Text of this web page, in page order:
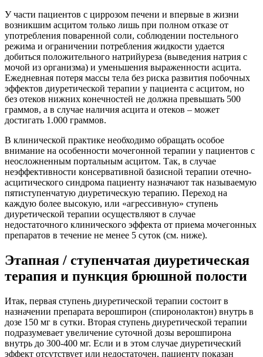
У части пациентов с циррозом печени и впервые в жизни
возникшим асцитом только лишь при полном отказе от
употребления поваренной соли, соблюдении постельного
режима и ограничении потребления жидкости удается
добиться положительного натрийуреза (выведения натрия с
мочой из организма) и уменьшения выраженности асцита.
Ежедневная потеря массы тела без риска развития побочных
эффектов диуретической терапии у пациента с асцитом, но
без отеков нижних конечностей не должна превышать 500
граммов, а в случае наличия асцита и отеков – может
достигать 1.000 граммов.
В клинической практике необходимо обращать особое
внимание на особенности мочегонной терапии у пациентов с
неосложненным портальным асцитом. Так, в случае
неэффективности консервативной базисной терапии отечно-
асцитического синдрома пациенту назначают так называемую
пятиступенчатую диуретическую терапию. Переход на
каждую более высокую, или «агрессивную» ступень
диуретической терапии осуществляют в случае
недостаточного клинического эффекта от приема мочегонных
препаратов в течение не менее 5 суток (см. ниже).
Этапная / ступенчатая диуретическая
терапия и пункция брюшной полости
Итак, первая ступень диуретической терапии состоит в
назначении препарата верошпирон (спиронолактон) внутрь в
дозе 150 мг в сутки. Вторая ступень диуретической терапии
подразумевает увеличение суточной дозы верошпирона
внутрь до 300-400 мг. Если и в этом случае диуретический
эффект отсутствует или недостаточен, пациенту показан